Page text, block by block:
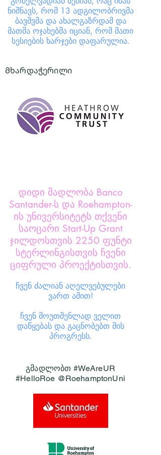
ნიშნავს, რომ 13 ადგილობრივმა
ბავშვმა და ახალგაზრდამ და
მათმა ოჯახებმა იციან, რომ მათი
სესიების ხარჯები დაფარულია.
Მხარდაჭერილი
დიდი მადლობა Banco
Santander-ს და Roehampton-
ის უნივერსიტეტს თქვენი
საოცარი Start-Up Grant
ჯილდოსთვის 2250 ფუნტი
სტერლინგისთვის ჩვენი
ციფრული პროექტისთვის.
ჩვენ ძალიან აღელვებულები
ვართ ამით!
ჩვენ მოუთმენლად ველით
დაწყებას და გაცნობებთ მის
პროგრესს.
გმადლობთ #WeAreUR
#HelloRoe @RoehamptonUni